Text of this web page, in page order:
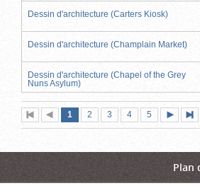
Dessin d'architecture (Carters Kiosk)
Dessin d'architecture (Champlain Market)
Dessin d'architecture (Chapel of the Grey
Nuns Asylum)
Première
page
Page
précédente
Page
1 (page
actuelle)
Page
2 Page
3 Page
4 Page
5
suivante
Plan